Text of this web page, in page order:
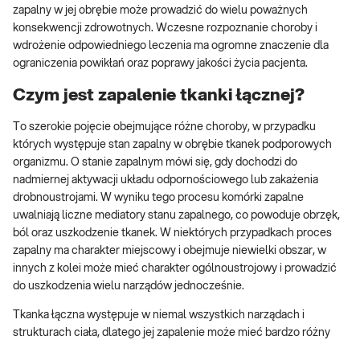
zapalny w jej obrębie może prowadzić do wielu poważnych
konsekwencji zdrowotnych. Wczesne rozpoznanie choroby i
wdrożenie odpowiedniego leczenia ma ogromne znaczenie dla
ograniczenia powikłań oraz poprawy jakości życia pacjenta.
Czym jest zapalenie tkanki łącznej?
To szerokie pojęcie obejmujące różne choroby, w przypadku
których występuje stan zapalny w obrębie tkanek podporowych
organizmu. O stanie zapalnym mówi się, gdy dochodzi do
nadmiernej aktywacji układu odpornościowego lub zakażenia
drobnoustrojami. W wyniku tego procesu komórki zapalne
uwalniają liczne mediatory stanu zapalnego, co powoduje obrzęk,
ból oraz uszkodzenie tkanek. W niektórych przypadkach proces
zapalny ma charakter miejscowy i obejmuje niewielki obszar, w
innych z kolei może mieć charakter ogólnoustrojowy i prowadzić
do uszkodzenia wielu narządów jednocześnie.
Tkanka łączna występuje w niemal wszystkich narządach i
strukturach ciała, dlatego jej zapalenie może mieć bardzo różny